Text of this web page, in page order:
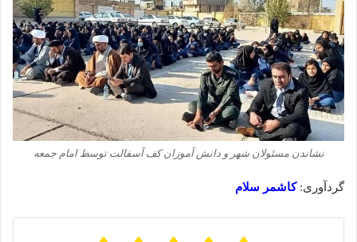
نشاندن مسئولان شهر و دانش آموزان کف آسفالت توسط امام جمعه
گردآوری: کاشمر سلام